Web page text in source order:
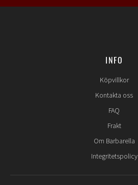
INFO
Köpvillkor
Kontakta oss
FAQ
Frakt
Om Barbarella
Integritetspolicy